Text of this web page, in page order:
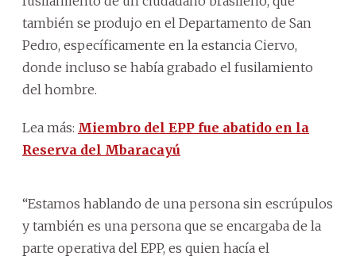
también se produjo en el Departamento de San
Pedro, específicamente en la estancia Ciervo,
donde incluso se había grabado el fusilamiento
del hombre.
Lea más: Miembro del EPP fue abatido en la
Reserva del Mbaracayú
“Estamos hablando de una persona sin escrúpulos
y también es una persona que se encargaba de la
parte operativa del EPP, es quien hacía el